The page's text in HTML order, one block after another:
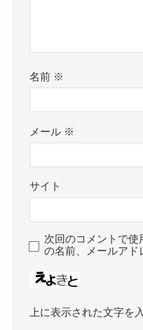
名前 ※
メール ※
サイト
次回のコメントで使
の名前、メールアド
上に表示された文字を